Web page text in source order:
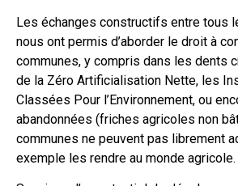
Les échanges constructifs entre tous
nous ont permis d’aborder le droit à
communes, y compris dans les dents
de la Zéro Artificialisation Nette, les
Classées Pour l’Environnement, ou
abandonnées (friches agricoles non
communes ne peuvent pas librement
exemple les rendre au monde agricole.